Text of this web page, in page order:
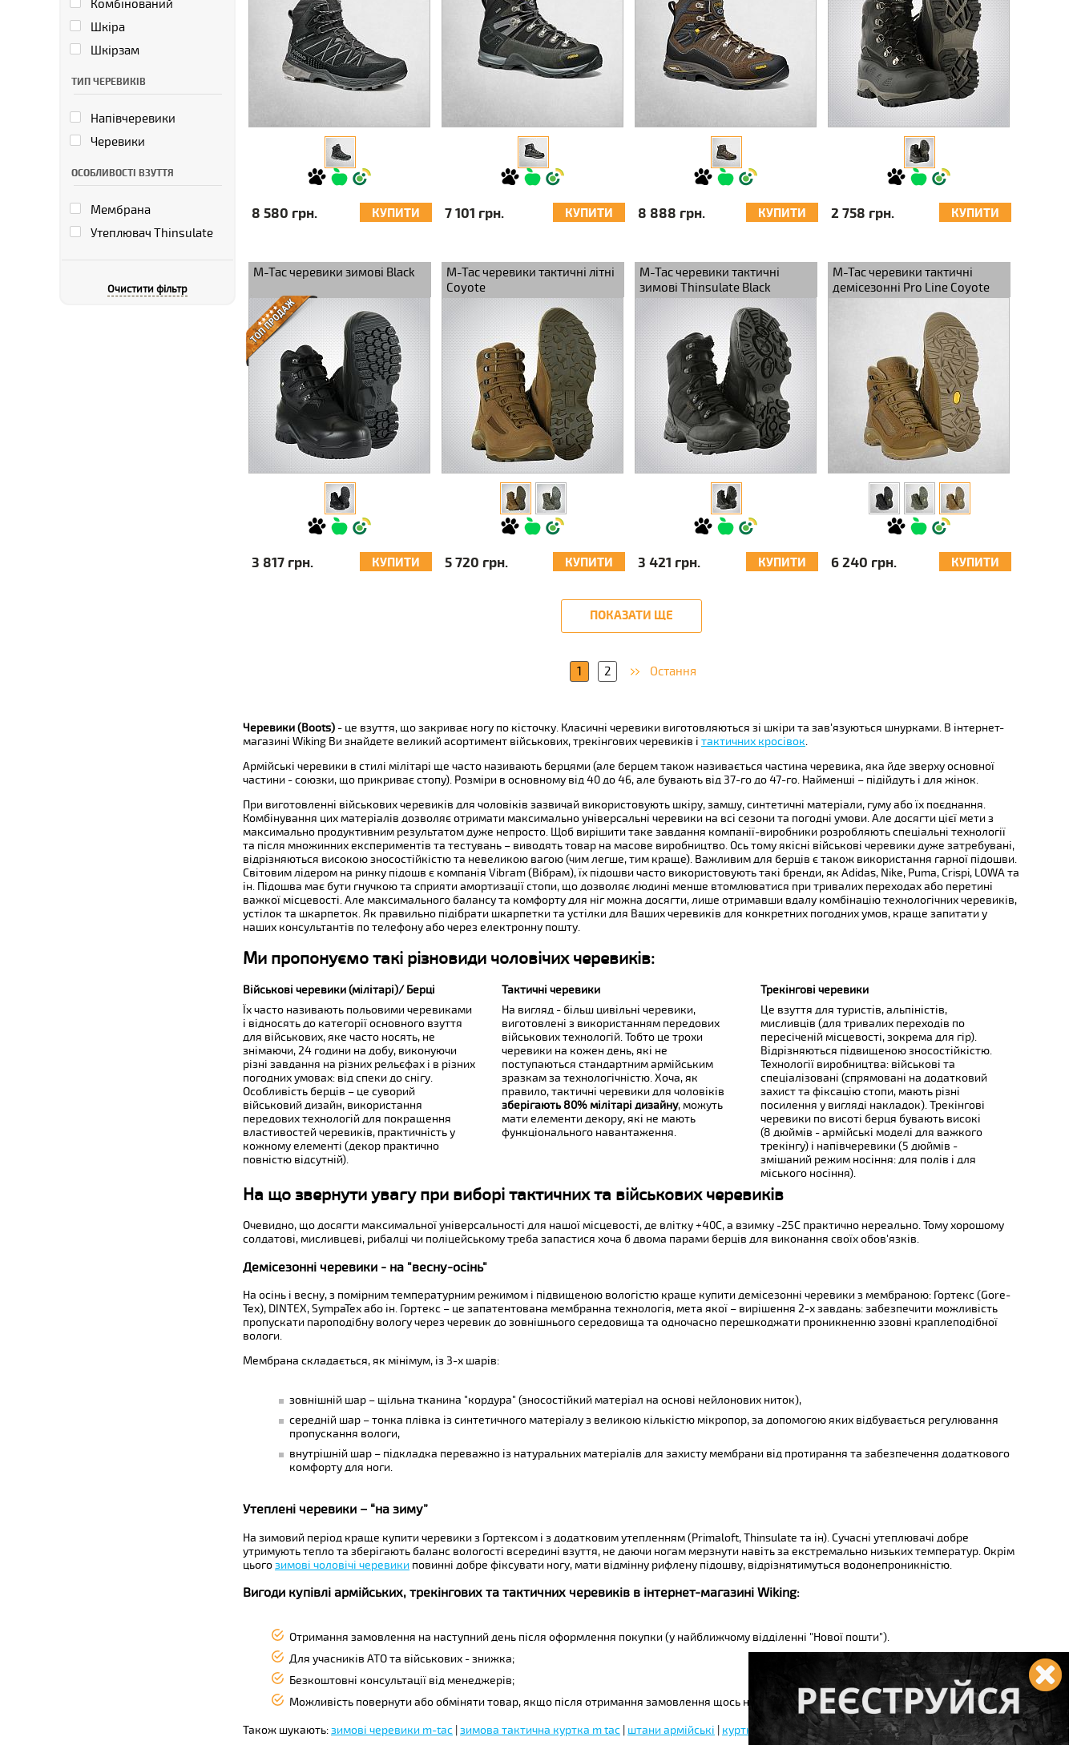
Комбінований
Шкіра
Шкірзам
ТИП ЧЕРЕВИКІВ
Напівчеревики
Черевики
ОСОБЛИВОСТІ ВЗУТТЯ
Мембрана
Утеплювач Thinsulate
Очистити фільтр
8 580 грн. КУПИТИ 7 101 грн. КУПИТИ 8 888 грн. КУПИТИ 2 758 грн. КУПИТИ
M-Tac черевики зимові Black
3 817 грн. КУПИТИ
M-Tac черевики тактичні літні
Coyote
5 720 грн. КУПИТИ
M-Tac черевики тактичні
зимові Thinsulate Black
3 421 грн. КУПИТИ
M-Tac черевики тактичні
демісезонні Pro Line Coyote
6 240 грн. КУПИТИ
ПОКАЗАТИ ЩЕ
1 2 Остання
Черевики (Boots) - це взуття, що закриває ногу по кісточку. Класичні черевики виготовляються зі шкіри та зав'язуються шнурками. В інтернет-
магазині Wiking Ви знайдете великий асортимент військових, трекінгових черевиків і тактичних кросівок.
Армійські черевики в стилі мілітарі ще часто називають берцями (але берцем також називається частина черевика, яка йде зверху основної
частини - союзки, що прикриває стопу). Розміри в основному від 40 до 46, але бувають від 37-го до 47-го. Найменші – підійдуть і для жінок.
При виготовленні військових черевиків для чоловіків зазвичай використовують шкіру, замшу, синтетичні матеріали, гуму або їх поєднання.
Комбінування цих матеріалів дозволяє отримати максимально універсальні черевики на всі сезони та погодні умови. Але досягти цієї мети з
максимально продуктивним результатом дуже непросто. Щоб вирішити таке завдання компанії-виробники розробляють спеціальні технології
та після множинних експериментів та тестувань – виводять товар на масове виробництво. Ось тому якісні військові черевики дуже затребувані,
відрізняються високою зносостійкістю та невеликою вагою (чим легше, тим краще). Важливим для берців є також використання гарної підошви.
Світовим лідером на ринку підошв є компанія Vibram (Вібрам), їх підошви часто використовують такі бренди, як Adidas, Nike, Puma, Crispi, LOWA та
ін. Підошва має бути гнучкою та сприяти амортизації стопи, що дозволяє людині менше втомлюватися при тривалих переходах або перетині
важкої місцевості. Але максимального балансу та комфорту для ніг можна досягти, лише отримавши вдалу комбінацію технологічних черевиків,
устілок та шкарпеток. Як правильно підібрати шкарпетки та устілки для Ваших черевиків для конкретних погодних умов, краще запитати у
наших консультантів по телефону або через електронну пошту.
Ми пропонуємо такі різновиди чоловічих черевиків:
Військові черевики (мілітарі)/ Берці
Їх часто називають польовими черевиками
і відносять до категорії основного взуття
для військових, яке часто носять, не
знімаючи, 24 години на добу, виконуючи
різні завдання на різних рельєфах і в різних
погодних умовах: від спеки до снігу.
Особливість берців – це суворий
військовий дизайн, використання
передових технологій для покращення
властивостей черевиків, практичність у
кожному елементі (декор практично
повністю відсутній).
Тактичні черевики
На вигляд - більш цивільні черевики,
виготовлені з використанням передових
військових технологій. Тобто це трохи
черевики на кожен день, які не
поступаються стандартним армійським
зразкам за технологічністю. Хоча, як
правило, тактичні черевики для чоловіків
зберігають 80% мілітарі дизайну, можуть
мати елементи декору, які не мають
функціонального навантаження.
Трекінгові черевики
Це взуття для туристів, альпіністів,
мисливців (для тривалих переходів по
пересіченій місцевості, зокрема для гір).
Відрізняються підвищеною зносостійкістю.
Технології виробництва: військові та
спеціалізовані (спрямовані на додатковий
захист та фіксацію стопи, мають різні
посилення у вигляді накладок). Трекінгові
черевики по висоті берця бувають високі
(8 дюймів - армійські моделі для важкого
трекінгу) і напівчеревики (5 дюймів -
змішаний режим носіння: для полів і для
міського носіння).
На що звернути увагу при виборі тактичних та військових черевиків
Очевидно, що досягти максимальної універсальності для нашої місцевості, де влітку +40С, а взимку -25С практично нереально. Тому хорошому
солдатові, мисливцеві, рибалці чи поліцейському треба запастися хоча б двома парами берців для виконання своїх обов'язків.
Демісезонні черевики - на "весну-осінь"
На осінь і весну, з помірним температурним режимом і підвищеною вологістю краще купити демісезонні черевики з мембраною: Гортекс (Gore-
Tex), DINTEX, SympaTex або ін. Гортекс – це запатентована мембранна технологія, мета якої – вирішення 2-х завдань: забезпечити можливість
пропускати пароподібну вологу через черевик до зовнішнього середовища та одночасно перешкоджати проникненню ззовні краплеподібної
вологи.
Мембрана складається, як мінімум, із 3-х шарів:
зовнішній шар – щільна тканина "кордура" (зносостійкий матеріал на основі нейлонових ниток),
середній шар – тонка плівка із синтетичного матеріалу з великою кількістю мікропор, за допомогою яких відбувається регулювання
пропускання вологи,
внутрішній шар – підкладка переважно із натуральних матеріалів для захисту мембрани від протирання та забезпечення додаткового
комфорту для ноги.
Утеплені черевики – “на зиму”
На зимовий період краще купити черевики з Гортексом і з додатковим утепленням (Рrimaloft, Thinsulate та ін). Сучасні утеплювачі добре
утримують тепло та зберігають баланс вологості всередині взуття, не даючи ногам мерзнути навіть за екстремально низьких температур. Окрім
цьогозимові чоловічі черевики повинні добре фіксувати ногу, мати відмінну рифлену підошву, відрізнятимуться водонепроникністю.
Вигоди купівлі армійських, трекінгових та тактичних черевиків в інтернет-магазині Wiking:
Отримання замовлення на наступний день після оформлення покупки (у найближчому відділенні "Нової пошти").
Для учасників АТО та військових - знижка;
Безкоштовні консультації від менеджерів;
Можливість повернути або обміняти товар, якщо після отримання замовлення щось не підійшло.
Також шукають:зимові черевики m-tac зимова тактична куртка m tac штани армійські куртка військова